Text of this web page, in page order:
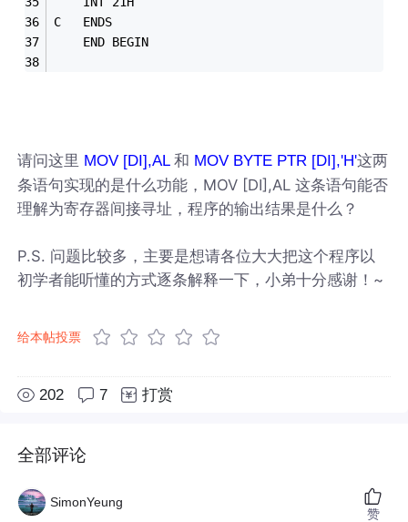
C	ENDS
	END	BEGIN
请问这里 MOV [DI],AL和 MOV BYTE PTR [DI],'H'这两
条语句实现的是什么功能，MOV [DI],AL 这条语句能否
理解为寄存器间接寻址，程序的输出结果是什么？
P.S. 问题比较多，主要是想请各位大大把这个程序以
初学者能听懂的方式逐条解释一下，小弟十分感谢！~
给本帖投票
202 7 打赏
全部评论
SimonYeung
赞